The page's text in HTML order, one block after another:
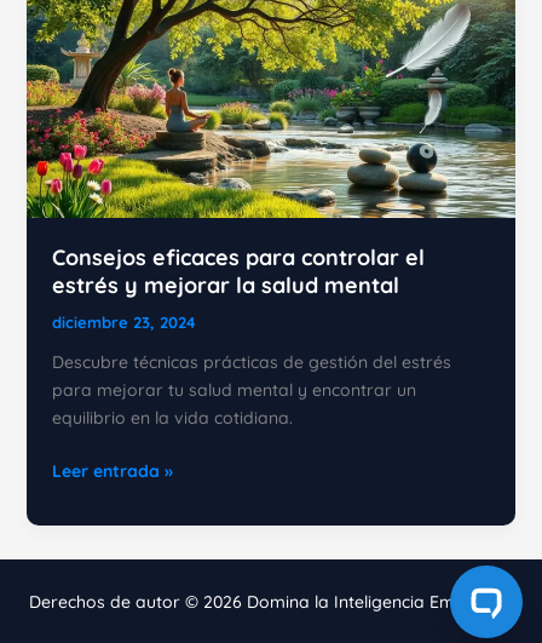
y
Efectivos
Consejos eficaces para controlar el
estrés y mejorar la salud mental
diciembre 23, 2024
Descubre técnicas prácticas de gestión del estrés
para mejorar tu salud mental y encontrar un
equilibrio en la vida cotidiana.
Consejos
para
estrés
Leer entrada »
Derechos de autor © 2026 Domina la Inteligencia Emocional